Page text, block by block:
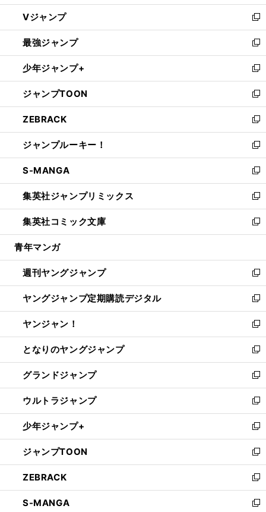
ウ
ィ
ン
ド
ウ
で
開
く
し
い
ウ
ィ
ン
ド
ウ
で
開
く
Vジャンプ
新
し
い
ウ
ィ
ン
ド
ウ
で
開
く
最強ジャンプ
新
し
い
ウ
ィ
ン
ド
ウ
で
開
く
少年ジャンプ+
新
し
い
ウ
ィ
ン
ド
ウ
で
開
く
ジャンプTOON
新
し
い
ウ
ィ
ン
ド
ウ
で
開
く
ZEBRACK
新
し
い
ウ
ィ
ン
ド
ウ
で
開
ジャンプルーキー！
新
し
い
ウ
ィ
ン
ド
ウ
開
く
S-MANGA
新
し
い
ウ
ィ
ン
ウ
で
開
く
集英社ジャンプリミックス
新
し
い
ウ
ン
ド
ウ
で
開
く
集英社コミック文庫
新
し
ウ
ィ
ン
ド
ウ
で
開
く
青年マンガ
週刊ヤングジャンプ
新
し
い
ウ
ィ
ン
ド
ウ
で
開
く
ヤングジャンプ定期購読デジタル
新
し
い
ウ
ィ
ン
ド
ウ
で
開
く
ヤンジャン！
新
し
い
ウ
ィ
ン
ド
ウ
で
開
く
となりのヤングジャンプ
新
し
い
ウ
ィ
ン
ド
ウ
で
開
く
グランドジャンプ
新
し
い
ウ
ィ
ン
ド
ウ
で
開
く
ウルトラジャンプ
新
し
い
ウ
ィ
ン
ド
ウ
で
少年ジャンプ+
新
し
い
ウ
ィ
ン
ド
ジャンプTOON
新
し
い
ウ
ィ
ZEBRACK
新
し
い
S-MANGA 新